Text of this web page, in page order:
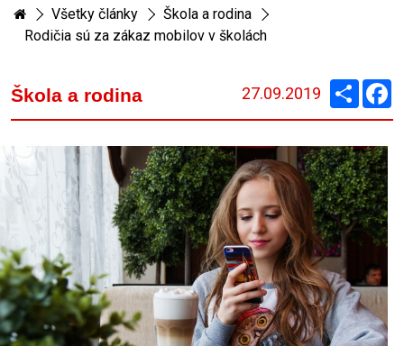
Všetky články
Škola a rodina
Rodičia sú za zákaz mobilov v školách
Škola a rodina 27.09.2019 Zdieľaj